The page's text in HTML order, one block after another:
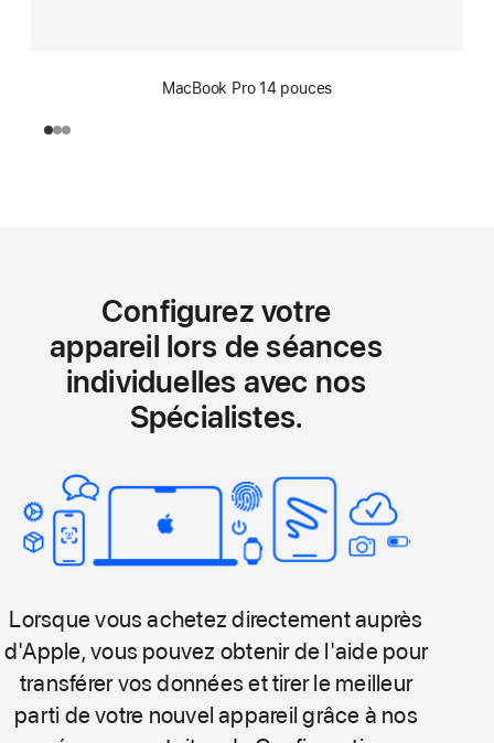
MacBook Pro 14 pouces
Configurez votre
appareil lors de séances
individuelles avec nos
Spécialistes.
Lorsque vous achetez directement auprès
d'Apple, vous pouvez obtenir de l'aide pour
transférer vos données et tirer le meilleur
parti de votre nouvel appareil grâce à nos